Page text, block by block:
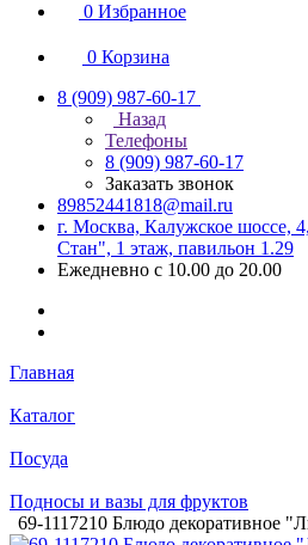
0 Избранное
0 Корзина
8 (909) 987-60-17
Назад
Телефоны
8 (909) 987-60-17
Заказать звонок
89852441818@mail.ru
г. Москва, Калужское шоссе,
Стан", 1 этаж, павильон 1.29
Ежедневно с 10.00 до 20.00
Главная
Каталог
Посуда
Подносы и вазы для фруктов
69-1117210 Блюдо декоративное